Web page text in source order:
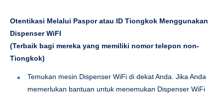
Otentikasi Melalui Paspor atau ID Tiongkok Menggunakan
Dispenser WiFI
(Terbaik bagi mereka yang memiliki nomor telepon non-
Tiongkok)
Temukan mesin Dispenser WiFi di dekat Anda. Jika Anda
memerlukan bantuan untuk menemukan Dispenser WiFi